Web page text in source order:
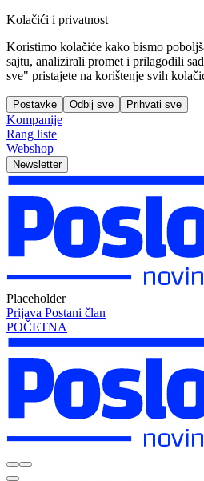
Kolačići i privatnost
Koristimo kolačiće kako bismo
sajtu, analizirali promet i prilagodili
sve" pristajete na korištenje svih
Postavke Odbij sve Prihvati sve
Kompanije
Rang liste
Webshop
Newsletter
Placeholder
Prijava Postani član
POČETNA